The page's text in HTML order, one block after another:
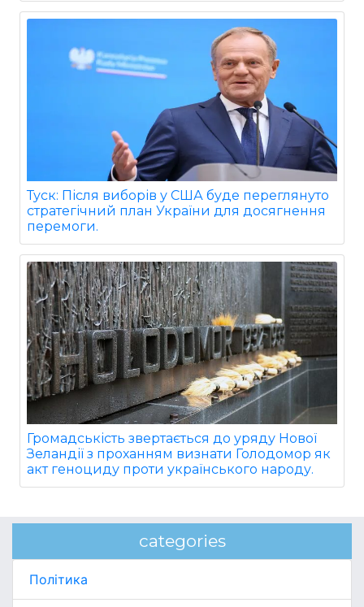
Туск: Після виборів у США буде переглянуто
стратегічний план України для досягнення
перемоги.
Громадськість звертається до уряду Нової
Зеландії з проханням визнати Голодомор як
акт геноциду проти українського народу.
categories
Політика